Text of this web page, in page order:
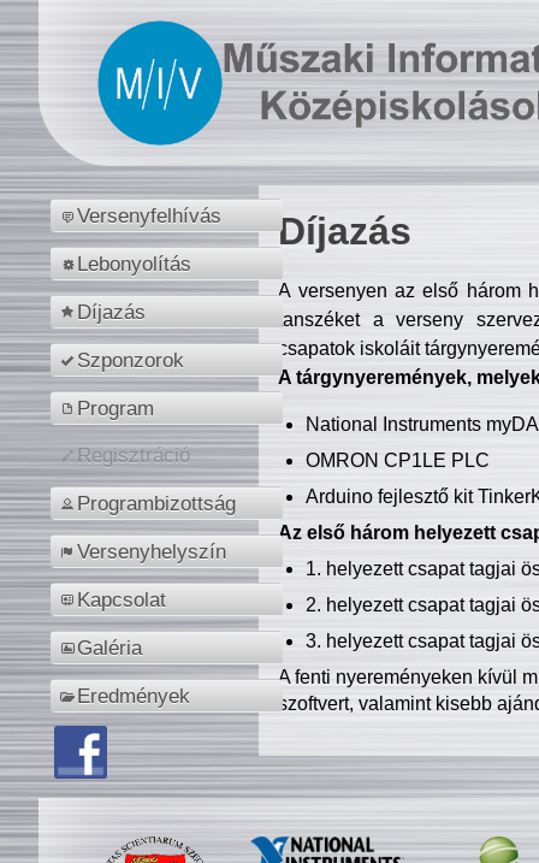
Versenyfelhívás
Lebonyolítás
Díjazás
Szponzorok
Program
Regisztráció
Programbizottság
Versenyhelyszín
Kapcsolat
Galéria
Eredmények
Díjazás
A versenyen az első három
tanszéket a verseny
csapatok iskoláit
A tárgynyeremények,
National Instruments
OMRON CP1LE PLC
Arduino fejlesztő kit
Az első három helyezett
1. helyezett csapat tagjai
2. helyezett csapat tagjai
3. helyezett csapat tagjai
A fenti nyereményeken kívül
szoftvert, valamint kisebb